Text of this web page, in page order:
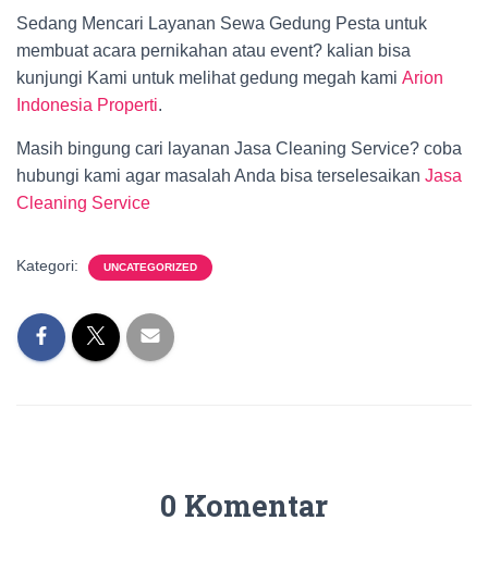
Sedang Mencari Layanan Sewa Gedung Pesta untuk
membuat acara pernikahan atau event? kalian bisa
kunjungi Kami untuk melihat gedung megah kami Arion
Indonesia Properti.
Masih bingung cari layanan Jasa Cleaning Service? coba
hubungi kami agar masalah Anda bisa terselesaikan Jasa
Cleaning Service
Kategori: UNCATEGORIZED
0 Komentar